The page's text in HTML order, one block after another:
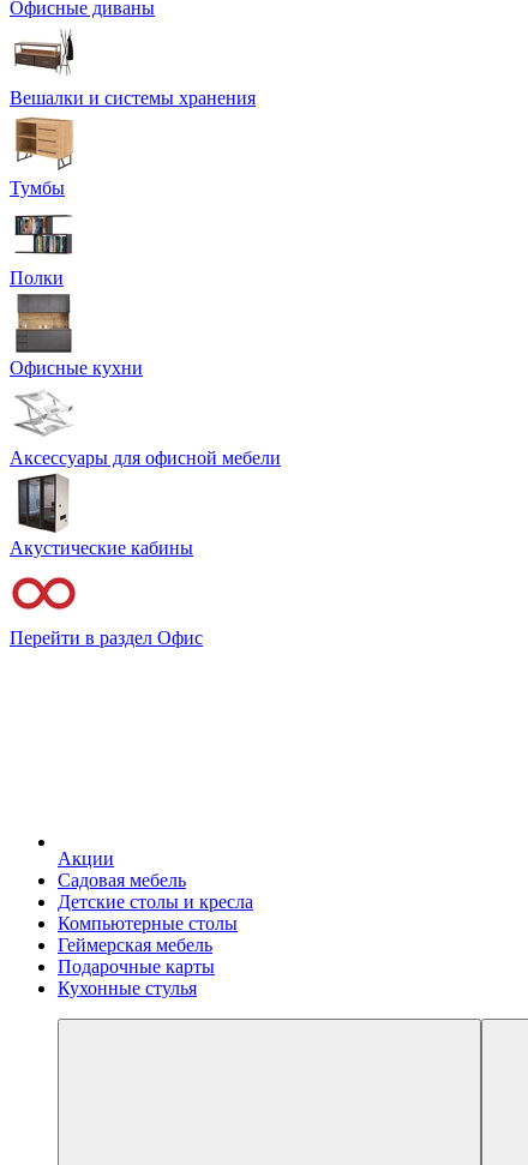
Офисные диваны
Вешалки и системы хранения
Тумбы
Полки
Офисные кухни
Аксессуары для офисной мебели
Акустические кабины
Перейти в раздел Офис
Акции
Садовая мебель
Детские столы и кресла
Компьютерные столы
Геймерская мебель
Подарочные карты
Кухонные стулья